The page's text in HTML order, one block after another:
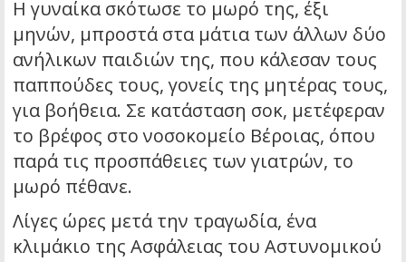
Η γυναίκα σκότωσε το μωρό της, έξι
μηνών, μπροστά στα μάτια των άλλων δύο
ανήλικων παιδιών της, που κάλεσαν τους
παππούδες τους, γονείς της μητέρας τους,
για βοήθεια. Σε κατάσταση σοκ, μετέφεραν
το βρέφος στο νοσοκομείο Βέροιας, όπου
παρά τις προσπάθειες των γιατρών, το
μωρό πέθανε.
Λίγες ώρες μετά την τραγωδία, ένα
κλιμάκιο της Ασφάλειας του Αστυνομικού